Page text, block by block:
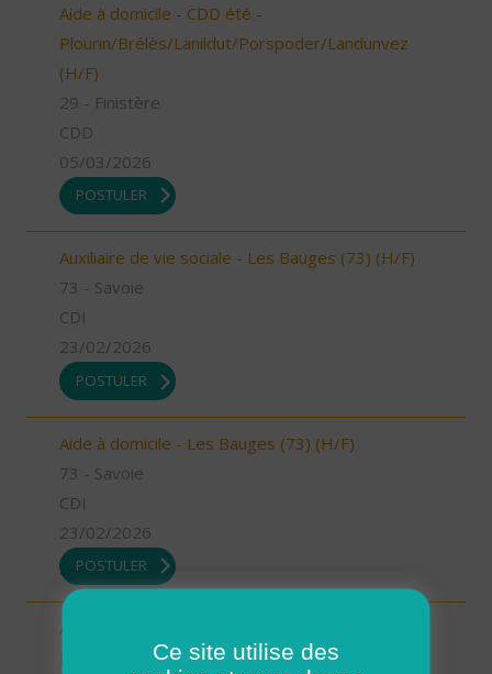
Aide à domicile - CDD été -
Plourin/Brélès/Lanildut/Porspoder/Landunvez
(H/F)
29 - Finistère
CDD
05/03/2026
POSTULER
Auxiliaire de vie sociale - Les Bauges (73) (H/F)
73 - Savoie
CDI
23/02/2026
POSTULER
Aide à domicile - Les Bauges (73) (H/F)
73 - Savoie
CDI
23/02/2026
POSTULER
Aide-Soignant(e) à Domicile PLOUGASTEL-
DAOULAS 80% (H/F)Ce site utilise des